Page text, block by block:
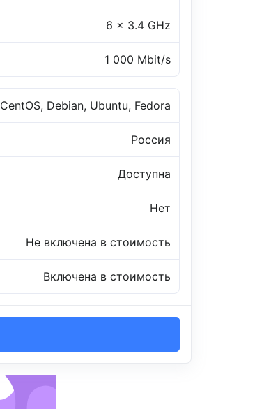
6 x 3.4 GHz
1 000 Mbit/s
CentOS, Debian, Ubuntu, Fedora
Россия
Доступна
Нет
Не включена в стоимость
Включена в стоимость